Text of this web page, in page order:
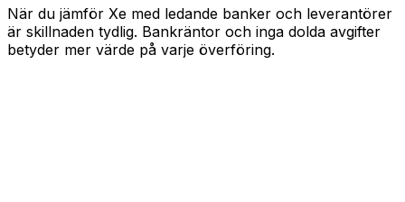
När du jämför Xe med ledande banker och leverantörer
är skillnaden tydlig. Bankräntor och inga dolda avgifter
betyder mer värde på varje överföring.